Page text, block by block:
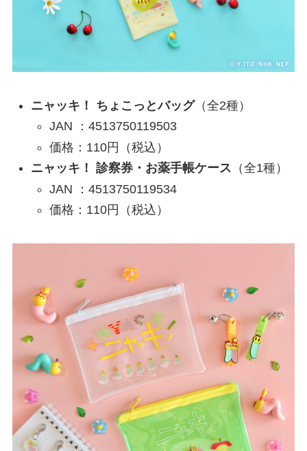
ニャッキ！ ちょこっとバッグ（全2種）
JAN ：4513750119503
価格：110円（税込）
ニャッキ！ 診察券・お薬手帳ケース （全1種）
JAN ：4513750119534
価格：110円（税込）